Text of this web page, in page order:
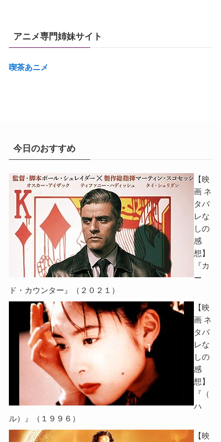
アニメ専門姉妹サイト
喫茶あニメ
今日のおすすめ
【映
画 ネ
タバ
レな
しの
感
想】
『カ
ー
ド・カウンター』（２０２１）
【映
画 ネ
タバ
レな
しの
感
想】
『（
ハ
ル）』（１９９６）
【映